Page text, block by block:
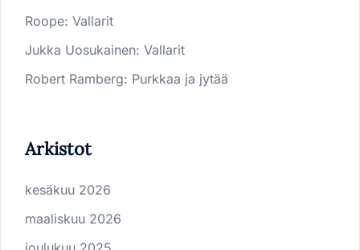
Roope: Vallarit
Jukka Uosukainen: Vallarit
Robert Ramberg: Purkkaa ja jytää
Arkistot
kesäkuu 2026
maaliskuu 2026